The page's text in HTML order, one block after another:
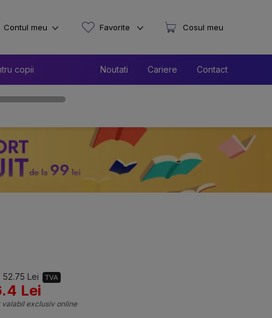
copii Noutati Cariere Contact
Contul meu Favorite Cosul meu
52.75 Lei TVA
Lei
valabil exclusiv online